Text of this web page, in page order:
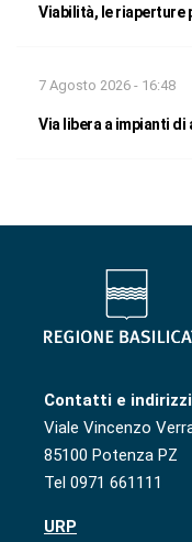
Viabilità, le riaperture
7 Agosto 2026 - 16:48
Via libera a impianti di
Contatti e indirizzi
Viale Vincenzo
85100 Potenza PZ
Tel 0971 661111
URP